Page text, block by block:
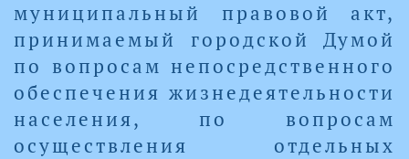
муниципальный правовой акт,
принимаемый городской Думой
по вопросам непосредственного
обеспечения жизнедеятельности
населения, по вопросам
осуществления отдельных